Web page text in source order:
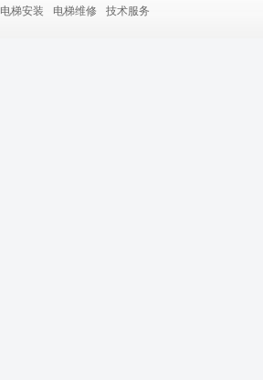
电梯安装 电梯维修 技术服务